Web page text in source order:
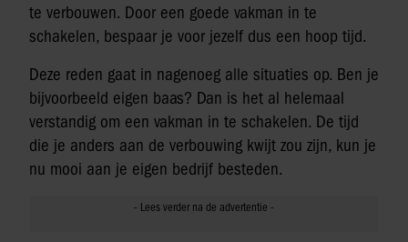
te verbouwen. Door een goede vakman in te
schakelen, bespaar je voor jezelf dus een hoop tijd.
Deze reden gaat in nagenoeg alle situaties op. Ben je
bijvoorbeeld eigen baas? Dan is het al helemaal
verstandig om een vakman in te schakelen. De tijd
die je anders aan de verbouwing kwijt zou zijn, kun je
nu mooi aan je eigen bedrijf besteden.